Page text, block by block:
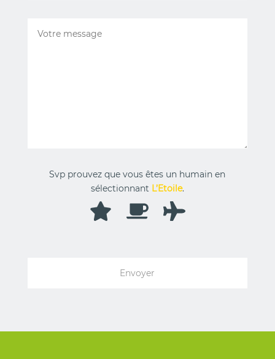
Svp prouvez que vous êtes un humain en
sélectionnant L’Etoile.